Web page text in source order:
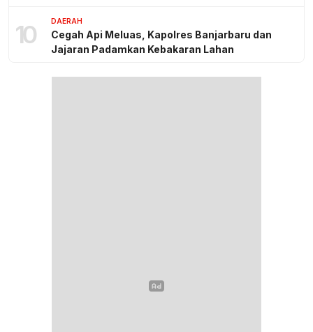
10 DAERAH
Cegah Api Meluas, Kapolres Banjarbaru dan
Jajaran Padamkan Kebakaran Lahan